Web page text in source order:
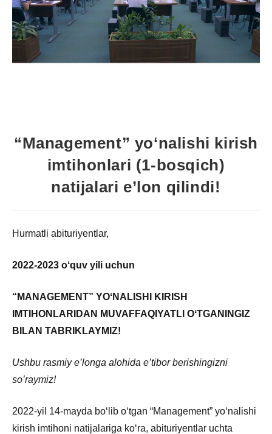
“Management” yoʻnalishi kirish
imtihonlari (1-bosqich)
natijalari e’lon qilindi!
Hurmatli abituriyentlar,
2022-2023 oʻquv yili uchun
“MANAGEMENT” YOʻNALISHI KIRISH
IMTIHONLARIDAN MUVAFFAQIYATLI OʻTGANINGIZ
BILAN TABRIKLAYMIZ!
Ushbu rasmiy e’longa alohida e’tibor berishingizni
soʻraymiz!
2022-yil 14-mayda boʻlib oʻtgan “Management” yoʻnalishi
kirish imtihoni natijalariga koʻra, abituriyentlar uchta